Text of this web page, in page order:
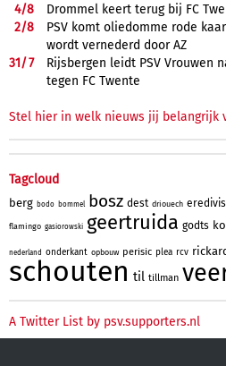
4/8
Drommel keert terug bij FC
2/8
PSV komt oliedomme rode
wordt vernederd door AZ
31/7
Rijsbergen leidt PSV Vrouwen
tegen FC Twente
Stel hier in welk nieuws jij belangrijk
Tagcloud
berg bodo bommel bosz dest driouech
flamingo gasiorowski geertruida godts
nederland onderkant opbouw perisic plea rcv
schouten til tillman
A Twitter List by psv.supporters.nl